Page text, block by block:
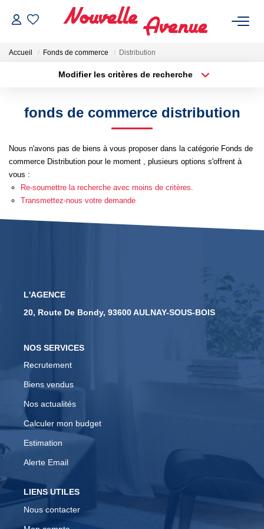
ACHETER
LOUER
ESTIMATION
NOTRE AGENCE
Accueil Fonds de commerce Distribution
Modifier les critères de recherche
Plus de critères Créer une alerte
fonds de commerce distribution
Nous n'avons pas de biens à vous proposer dans la catégorie Fonds de
commerce Distribution pour le moment , plusieurs options s'offrent à
vous :
Re-soumettre la recherche avec moins de critères.
Transmettez-nous votre demande
L'AGENCE
20, Route De Bondy, 93600 AULNAY-SOUS-BOIS
NOS SERVICES
Recrutement
Biens vendus
Nos actualités
Calculer mon budget
Estimation
Alerte Email
LIENS UTILES
Nous contacter